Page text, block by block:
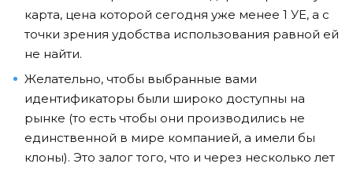
карта, цена которой сегодня уже менее 1 УЕ, а с
точки зрения удобства использования равной ей
не найти.
Желательно, чтобы выбранные вами
идентификаторы были широко доступны на
рынке (то есть чтобы они производились не
единственной в мире компанией, а имели бы
клоны). Это залог того, что и через несколько лет